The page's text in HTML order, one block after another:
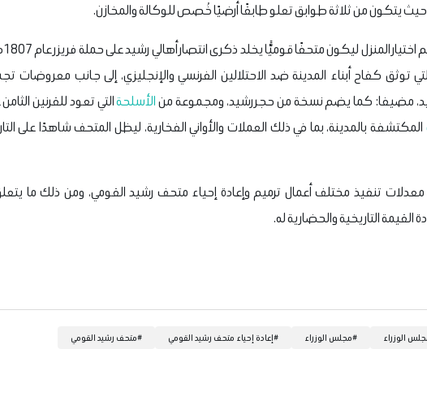
حيث يتكون من ثلاثة طوابق تعلو طابقًا أرضيًا خُصص للوكالة والمخازن.
توثق كفاح أبناء المدينة ضد الاحتلالين الفرنسي والإنجليزي، إلى جانب معروضات
مضيفا: كما يضم نسخة من حجر رشيد، ومجموعة منالأسلحةالتي تعود للقرنين
المكتشفة بالمدينة، بما في ذلك العملات والأواني الفخارية، ليظل المتحف شاهدًا على
تنفيذ مختلف أعمال ترميم وإعادة إحياء متحف رشيد القومي، ومن ذلك ما
التاريخية والحضارية له.
الوزراء #مجلس الوزراء #إعادة إحياء متحف رشيد القومي #متحف رشيد القومي